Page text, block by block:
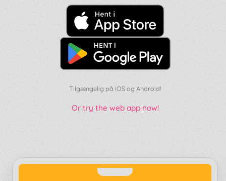
Tilgængelig på iOS og Android!
Or try the web app now!